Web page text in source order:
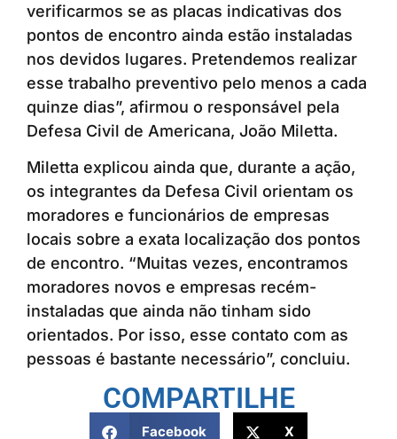
verificarmos se as placas indicativas dos
pontos de encontro ainda estão instaladas
nos devidos lugares. Pretendemos realizar
esse trabalho preventivo pelo menos a cada
quinze dias”, afirmou o responsável pela
Defesa Civil de Americana, João Miletta.
Miletta explicou ainda que, durante a ação,
os integrantes da Defesa Civil orientam os
moradores e funcionários de empresas
locais sobre a exata localização dos pontos
de encontro. “Muitas vezes, encontramos
moradores novos e empresas recém-
instaladas que ainda não tinham sido
orientados. Por isso, esse contato com as
pessoas é bastante necessário”, concluiu.
COMPARTILHE
Facebook X